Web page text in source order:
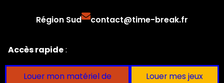
Région Sud contact@time-break.fr
Accès rapide:
Louer mon matériel de
Louer mes jeux